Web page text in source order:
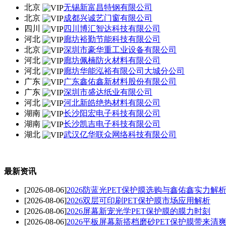
北京
无锡新富昌特钢有限公司
北京
成都兴诚艺门窗有限公司
四川
四川博汇智达科技有限公司
河北
廊坊裕勤节能科技有限公司
北京
深圳市豪华重工业设备有限公司
河北
廊坊佩楠防火材料有限公司
河北
廊坊华能泓裕有限公司大城分公司
广东
广东鑫佑鑫新材料股份有限公司
广东
深圳市盛达纸业有限公司
河北
河北新皓绝热材料有限公司
湖南
长沙阳宏电子科技有限公司
湖南
长沙凯吉电子科技有限公司
湖北
武汉亿华联众网络科技有限公司
最新资讯
[2026-08-06]2026防蓝光PET保护膜选购与鑫佑鑫实力解析
[2026-08-06]2026双层可印刷PET保护膜市场应用解析
[2026-08-06]2026屏幕新宠光学PET保护膜的膜力时刻
[2026-08-06]2026平板屏幕新搭档磨砂PET保护膜带来清